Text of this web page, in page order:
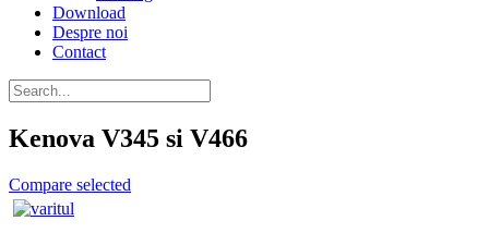
Download
Despre noi
Contact
Kenova V345 si V466
Compare selected